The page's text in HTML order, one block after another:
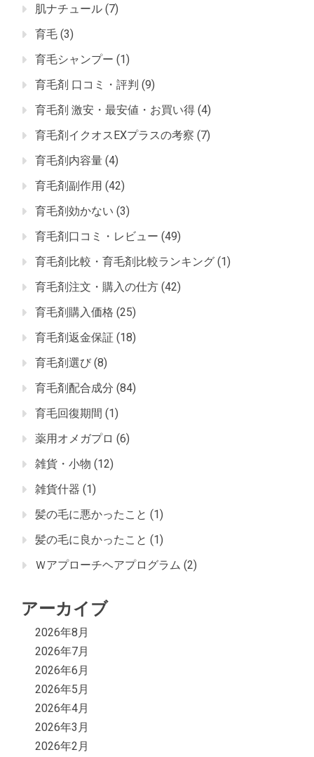
肌ナチュール (7)
育毛 (3)
育毛シャンプー (1)
育毛剤 口コミ・評判 (9)
育毛剤 激安・最安値・お買い得 (4)
育毛剤イクオスEXプラスの考察 (7)
育毛剤内容量 (4)
育毛剤副作用 (42)
育毛剤効かない (3)
育毛剤口コミ・レビュー (49)
育毛剤比較・育毛剤比較ランキング (1)
育毛剤注文・購入の仕方 (42)
育毛剤購入価格 (25)
育毛剤返金保証 (18)
育毛剤選び (8)
育毛剤配合成分 (84)
育毛回復期間 (1)
薬用オメガプロ (6)
雑貨・小物 (12)
雑貨什器 (1)
髪の毛に悪かったこと (1)
髪の毛に良かったこと (1)
Ｗアプローチヘアプログラム (2)
アーカイブ
2026年8月
2026年7月
2026年6月
2026年5月
2026年4月
2026年3月
2026年2月